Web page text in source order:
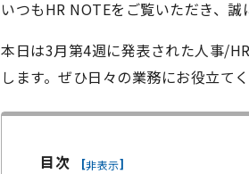
いつもHR NOTEをご覧いただき、誠
本日は3月第4週に発表された人事/
します。ぜひ日々の業務にお役立てく
目次 [非表示]